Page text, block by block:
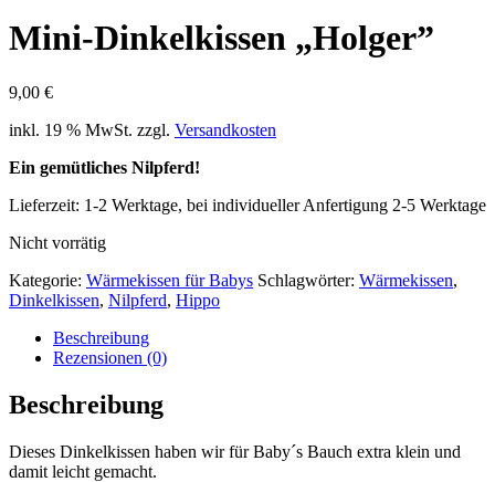
Mini-Dinkelkissen „Holger”
9,00 €
inkl. 19 % MwSt. zzgl. Versandkosten
Ein gemütliches Nilpferd!
Lieferzeit: 1-2 Werktage, bei individueller Anfertigung 2-5 Werktage
Nicht vorrätig
Kategorie: Wärmekissen für Babys Schlagwörter: Wärmekissen,
Dinkelkissen, Nilpferd, Hippo
Beschreibung
Rezensionen (0)
Beschreibung
Dieses Dinkelkissen haben wir für Baby´s Bauch extra klein und
damit leicht gemacht.